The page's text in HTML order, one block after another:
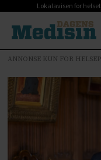
Lokalavisen for
ANNONSE KUN FOR